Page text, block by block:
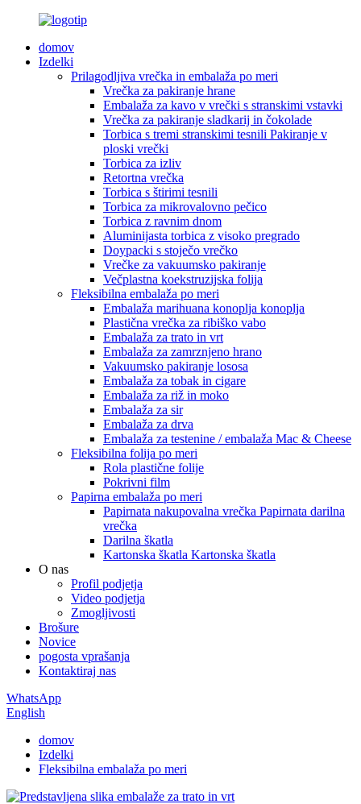
domov
Izdelki
Prilagodljiva vrečka in embalaža po meri
Vrečka za pakiranje hrane
Embalaža za kavo v vrečki s stranskimi vstavki
Vrečka za pakiranje sladkarij in čokolade
Torbica s tremi stranskimi tesnili Pakiranje v
ploski vrečki
Torbica za izliv
Retortna vrečka
Torbica s štirimi tesnili
Torbica za mikrovalovno pečico
Torbica z ravnim dnom
Aluminijasta torbica z visoko pregrado
Doypacki s stoječo vrečko
Vrečke za vakuumsko pakiranje
Večplastna koekstruzijska folija
Fleksibilna embalaža po meri
Embalaža marihuana konoplja konoplja
Plastična vrečka za ribiško vabo
Embalaža za trato in vrt
Embalaža za zamrznjeno hrano
Vakuumsko pakiranje lososa
Embalaža za tobak in cigare
Embalaža za riž in moko
Embalaža za sir
Embalaža za drva
Embalaža za testenine / embalaža Mac & Cheese
Fleksibilna folija po meri
Rola plastične folije
Pokrivni film
Papirna embalaža po meri
Papirnata nakupovalna vrečka Papirnata darilna
vrečka
Darilna škatla
Kartonska škatla Kartonska škatla
O nas
Profil podjetja
Video podjetja
Zmogljivosti
Brošure
Novice
pogosta vprašanja
Kontaktiraj nas
WhatsApp
English
domov
Izdelki
Fleksibilna embalaža po meri